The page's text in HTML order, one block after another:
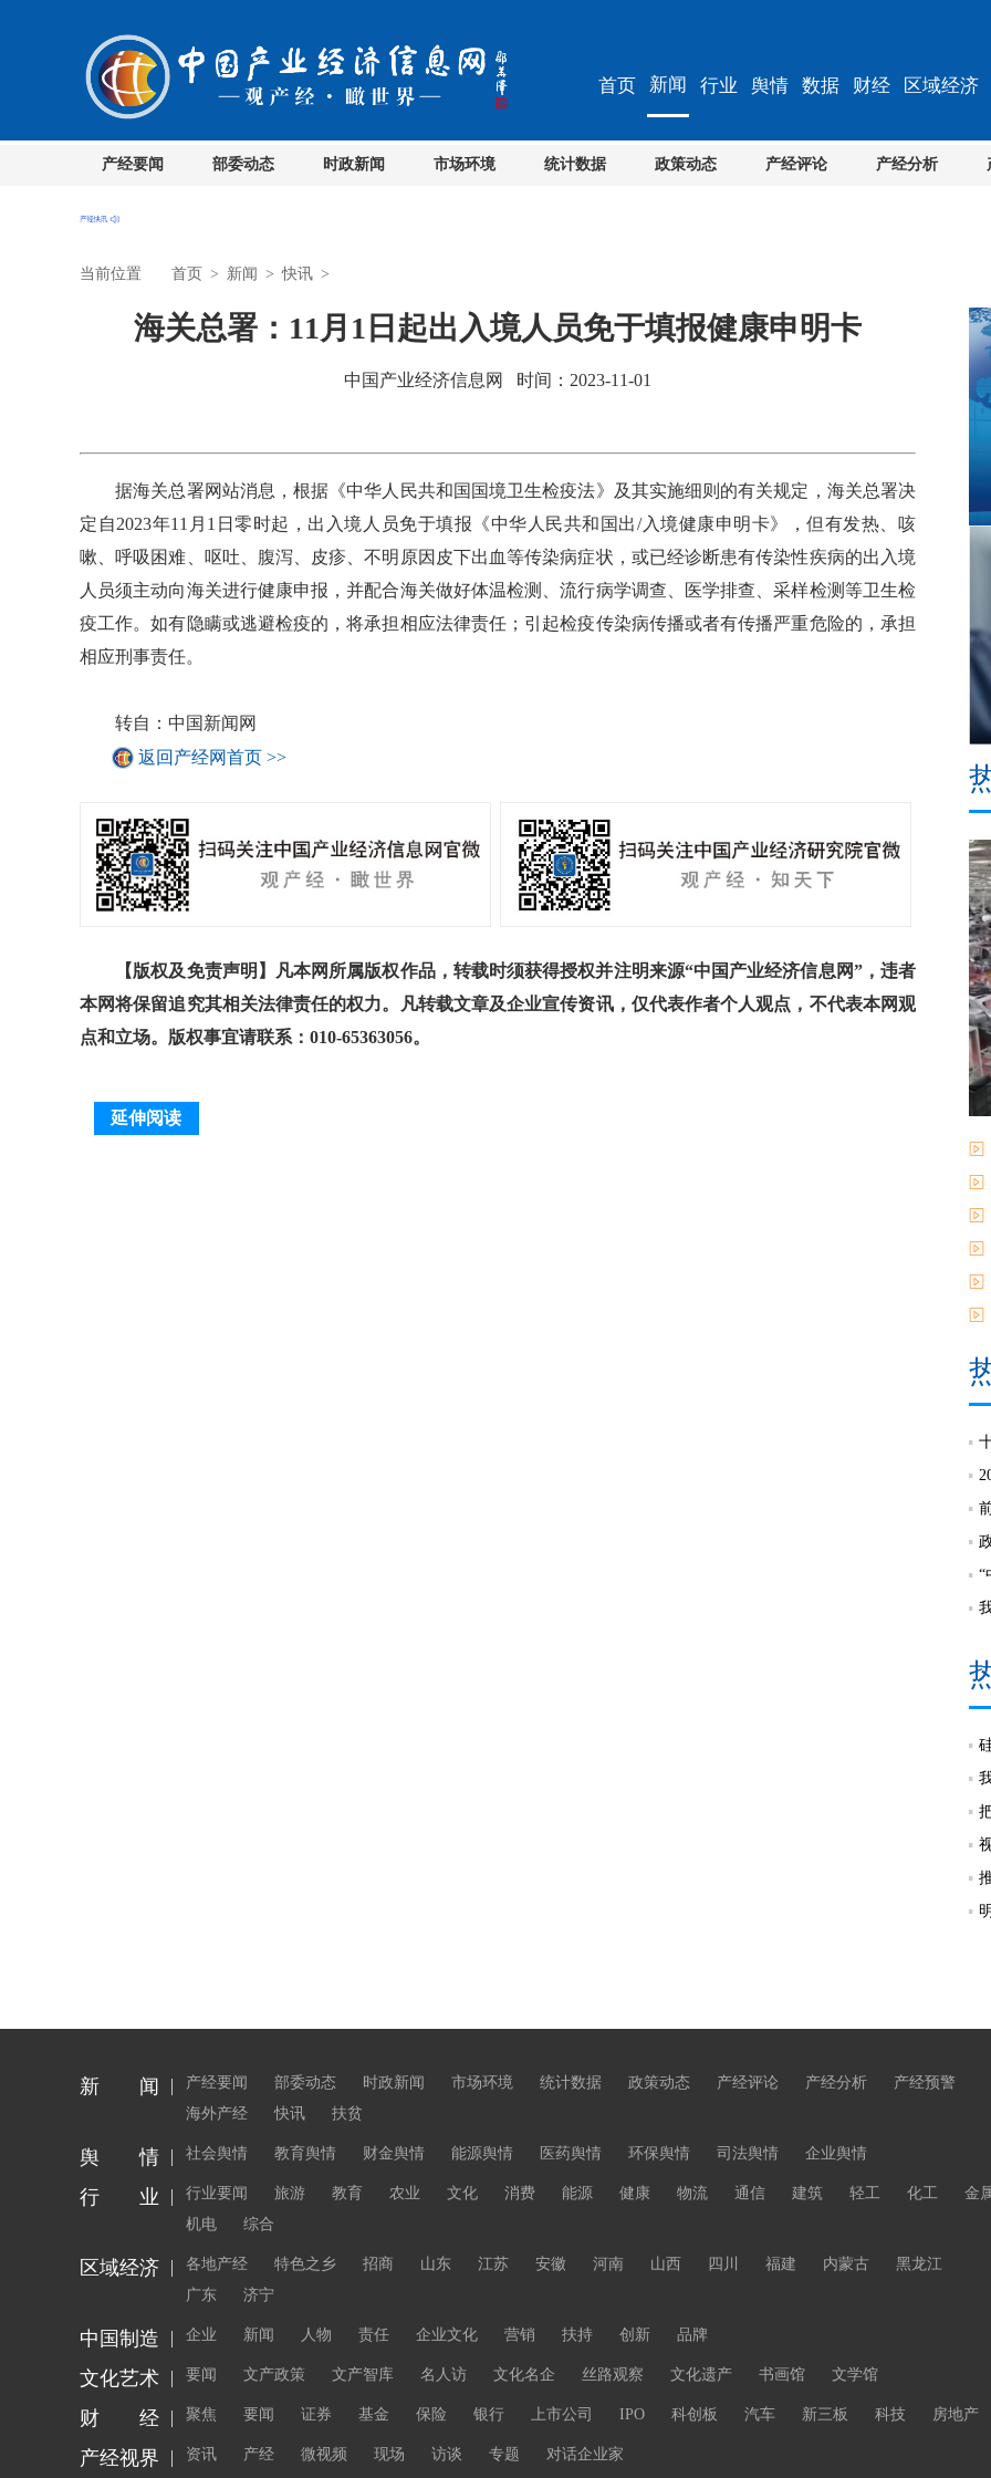
首页 新闻
产经要闻 部委动态 时政新闻 市场环境 统计数据 政策动态 产经评论 产经分析
行业 舆情 数据 财经 区域经济
当前位置 首页 > 新闻 > 快讯 >
海关总署：11月1日起出入境人员免于填报健康申明卡
中国产业经济信息网 时间：2023-11-01
据海关总署网站消息，根据《中华人民共和国国境卫生检疫法》及其实施细则的有关规定，海关总署决
定自2023年11月1日零时起，出入境人员免于填报《中华人民共和国出/入境健康申明卡》，但有发热、咳
嗽、呼吸困难、呕吐、腹泻、皮疹、不明原因皮下出血等传染病症状，或已经诊断患有传染性疾病的出入境
人员须主动向海关进行健康申报，并配合海关做好体温检测、流行病学调查、医学排查、采样检测等卫生检
疫工作。如有隐瞒或逃避检疫的，将承担相应法律责任；引起检疫传染病传播或者有传播严重危险的，承担
相应刑事责任。
转自：中国新闻网
返回产经网首页 >>
【版权及免责声明】凡本网所属版权作品，转载时须获得授权并注明来源“中国产业经济信息网”，违者
本网将保留追究其相关法律责任的权力。凡转载文章及企业宣传资讯，仅代表作者个人观点，不代表本网观
点和立场。版权事宜请联系：010-65363056。
延伸阅读
“
新 闻 产经要闻 部委动态 时政新闻 市场环境 统计数据 政策动态 产经评论 产经分析
产经预警
海外产经
快讯 扶贫
舆 情 社会舆情 教育舆情 财金舆情 能源舆情 医药舆情 环保舆情 司法舆情 企业舆情
行 业 行业要闻 旅游 教育 农业 文化 消费 能源 健康 物流 通信 建筑 轻工 化工
金
机电
综合
区域经济 各地产经 特色之乡 招商 山东 江苏 安徽 河南 山西 四川 福建 内蒙古
黑龙江
广东
济宁
中国制造 企业 新闻 人物 责任 企业文化 营销 扶持 创新 品牌
文化艺术 要闻 文产政策 文产智库 名人访 文化名企 丝路观察 文化遗产 书画馆 文学馆
财 经 聚焦 要闻 证券 基金 保险 银行 上市公司 IPO 科创板 汽车 新三板 科技 房地产
产经视界 资讯 产经 微视频 现场 访谈 专题 对话企业家